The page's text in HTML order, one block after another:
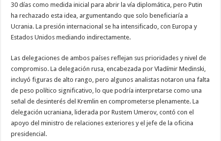
30 días como medida inicial para abrir la vía diplomática, pero Putin
ha rechazado esta idea, argumentando que solo beneficiaría a
Ucrania. La presión internacional se ha intensificado, con Europa y
Estados Unidos mediando indirectamente.
Las delegaciones de ambos países reflejan sus prioridades y nivel de
compromiso. La delegación rusa, encabezada por Vladímir Medinski,
incluyó figuras de alto rango, pero algunos analistas notaron una falta
de peso político significativo, lo que podría interpretarse como una
señal de desinterés del Kremlin en comprometerse plenamente. La
delegación ucraniana, liderada por Rustem Umerov, contó con el
apoyo del ministro de relaciones exteriores y el jefe de la oficina
presidencial.